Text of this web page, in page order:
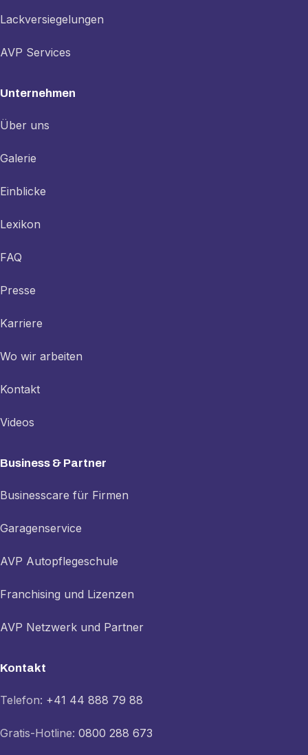
Lackversiegelungen
AVP Services
Unternehmen
Über uns
Galerie
Einblicke
Lexikon
FAQ
Presse
Karriere
Wo wir arbeiten
Kontakt
Videos
Business & Partner
Businesscare für Firmen
Garagenservice
AVP Autopflegeschule
Franchising und Lizenzen
AVP Netzwerk und Partner
Kontakt
Telefon: +41 44 888 79 88
Gratis-Hotline: 0800 288 673